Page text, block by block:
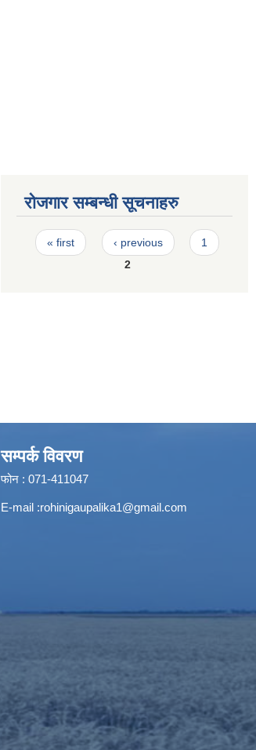
रोजगार सम्बन्धी सूचनाहरु
Pages
« first ‹ previous
1
2
सम्पर्क विवरण
फोन : 071-411047
E-mail :rohinigaupalika1@gmail.com